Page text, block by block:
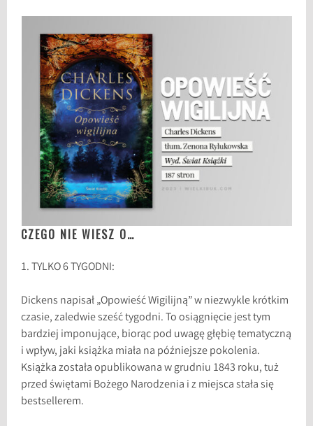
CZEGO NIE WIESZ O…
1. TYLKO 6 TYGODNI:
Dickens napisał „Opowieść Wigilijną” w niezwykle krótkim
czasie, zaledwie sześć tygodni. To osiągnięcie jest tym
bardziej imponujące, biorąc pod uwagę głębię tematyczną
i wpływ, jaki książka miała na późniejsze pokolenia.
Książka została opublikowana w grudniu 1843 roku, tuż
przed świętami Bożego Narodzenia i z miejsca stała się
bestsellerem.